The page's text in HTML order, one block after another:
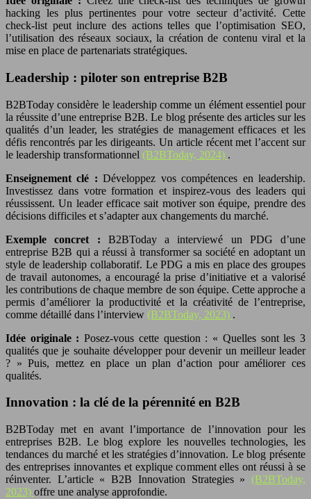
hacking les plus pertinentes pour votre secteur d’activité. Cette
check-list peut inclure des actions telles que l’optimisation SEO,
l’utilisation des réseaux sociaux, la création de contenu viral et la
mise en place de partenariats stratégiques.
Leadership : piloter son entreprise B2B
B2BToday considère le leadership comme un élément essentiel pour
la réussite d’une entreprise B2B. Le blog présente des articles sur les
qualités d’un leader, les stratégies de management efficaces et les
défis rencontrés par les dirigeants. Un article récent met l’accent sur
le leadership transformationnel (B2BToday, 2024) .
Enseignement clé :Développez vos compétences en leadership.
Investissez dans votre formation et inspirez-vous des leaders qui
réussissent. Un leader efficace sait motiver son équipe, prendre des
décisions difficiles et s’adapter aux changements du marché.
Exemple concret : B2BToday a interviewé un PDG d’une
entreprise B2B qui a réussi à transformer sa société en adoptant un
style de leadership collaboratif. Le PDG a mis en place des groupes
de travail autonomes, a encouragé la prise d’initiative et a valorisé
les contributions de chaque membre de son équipe. Cette approche a
permis d’améliorer la productivité et la créativité de l’entreprise,
comme détaillé dans l’interview (B2BToday, 2023) .
Idée originale :Posez-vous cette question : « Quelles sont les 3
qualités que je souhaite développer pour devenir un meilleur leader
? » Puis, mettez en place un plan d’action pour améliorer ces
qualités.
Innovation : la clé de la pérennité en B2B
B2BToday met en avant l’importance de l’innovation pour les
entreprises B2B. Le blog explore les nouvelles technologies, les
tendances du marché et les stratégies d’innovation. Le blog présente
des entreprises innovantes et explique comment elles ont réussi à se
réinventer. L’article « B2B Innovation Strategies » (B2BToday,
2023) offre une analyse approfondie.